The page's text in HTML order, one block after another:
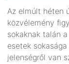
Az elmúlt héten
közvélemény
sokaknak talán
esetek
jelenségről van